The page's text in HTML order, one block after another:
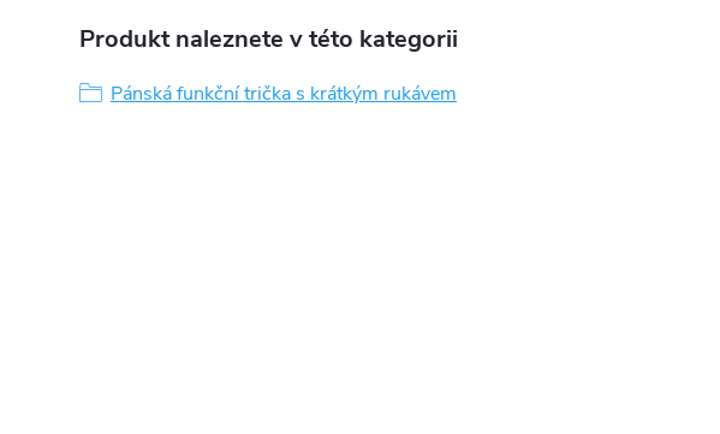
Produkt naleznete v této kategorii
Pánská funkční trička s krátkým rukávem